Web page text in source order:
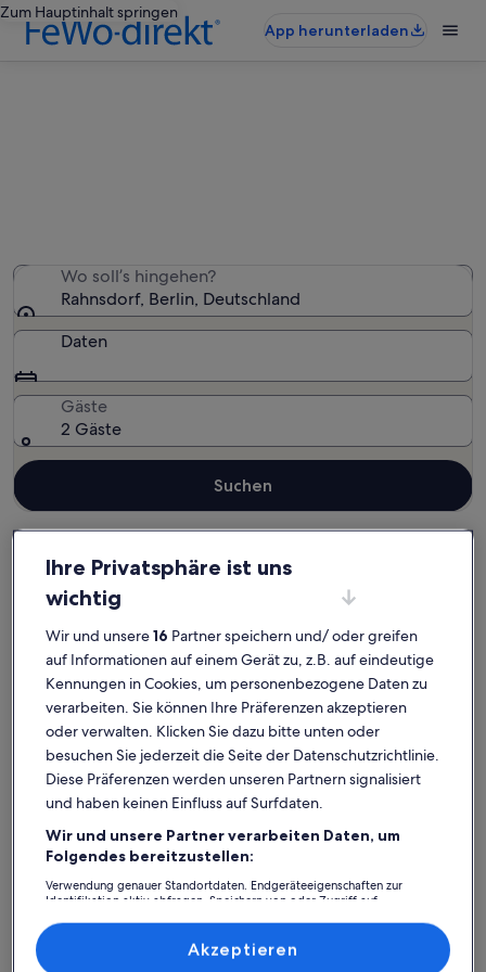
Zum Hauptinhalt springen
App herunterladen
Wo soll’s hingehen?
Rahnsdorf, Berlin, Deutschland
Daten
Gäste
2 Gäste
Suchen
Berlin Ferienwohnungen und Apartments in Rahnsdorf
Rahnsdorf: Entdecke
Ferienwohnungen und
Apartments
Weitere Infos zu Schöne Ferienwohnung am Müggelsee
Weitere
Ihre Privatsphäre ist uns
wichtig
Wir und unsere16 Partner speichern und/ oder greifen
auf Informationen auf einem Gerät zu, z.B. auf eindeutige
Kennungen in Cookies, um personenbezogene Daten zu
verarbeiten. Sie können Ihre Präferenzen akzeptieren
oder verwalten. Klicken Sie dazu bitte unten oder
besuchen Sie jederzeit die Seite der Datenschutzrichtlinie.
Diese Präferenzen werden unseren Partnern signalisiert
und haben keinen Einfluss auf Surfdaten.
Wir und unsere Partner verarbeiten Daten, um
Folgendes bereitzustellen:
Verwendung genauer Standortdaten. Endgeräteeigenschaften zur
Identifikation aktiv abfragen. Speichern von oder Zugriff auf
Inhalte, Messung von Werbeleistung und der Performance von Inhalten,
Zielgruppenforschung sowie Entwicklung und Verbesserung von
Akzeptieren